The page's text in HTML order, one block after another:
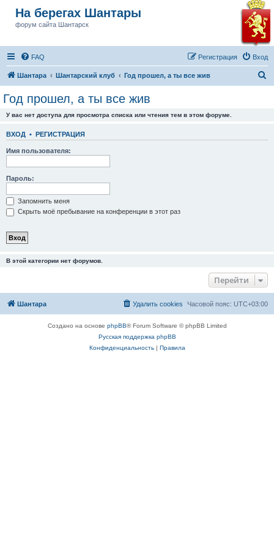
На берегах Шантары
форум сайта Шантарск
FAQ Вход
Регистрация
Шантара Шантарский клуб Год прошел, а ты все жив
Год прошел, а ты все жив
У вас нет доступа для просмотра списка или чтения тем в этом форуме.
ВХОД • РЕГИСТРАЦИЯ
Имя пользователя:
Пароль:
Запомнить меня
Скрыть моё пребывание на конференции в этот раз
В этой категории нет форумов.
Перейти
Шантара Часовой пояс: UTC+03:00
Удалить cookies
Создано на основе phpBB® Forum Software © phpBB Limited
Русская поддержка phpBB
Конфиденциальность| Правила